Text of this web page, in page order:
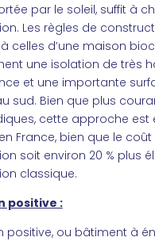
par le soleil, suffit à
Les règles de
celles d’une maison
une isolation de très
et une importante
sud. Bien que plus
cette approche est
France, bien que le coût
soit environ 20 % plus
classique.
positive :
positive, ou bâtiment à